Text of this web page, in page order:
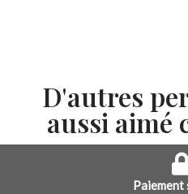
D'autres
aussi aimé
Paiement